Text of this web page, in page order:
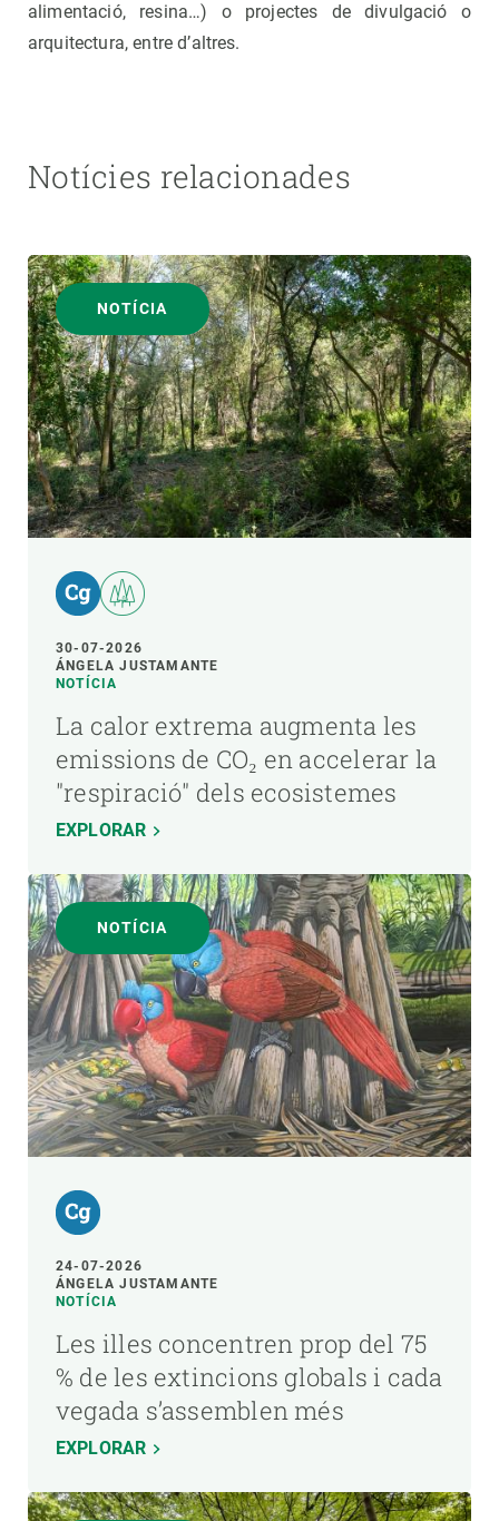
alimentació, resina…) o projectes de divulgació o
arquitectura, entre d’altres.
Notícies relacionades
NOTÍCIA
30-07-2026
ÁNGELA JUSTAMANTE
NOTÍCIA
La calor extrema augmenta les
emissions de CO₂ en accelerar la
"respiració" dels ecosistemes
EXPLORAR
NOTÍCIA
24-07-2026
ÁNGELA JUSTAMANTE
NOTÍCIA
Les illes concentren prop del 75
% de les extincions globals i cada
vegada s’assemblen més
EXPLORAR